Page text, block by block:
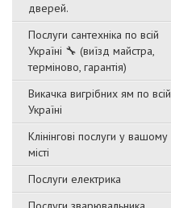
дверей.
Послуги сантехніка по всій
Україні 🔧 (виїзд майстра,
терміново, гарантія)
Викачка вигрібних ям по всій
Україні
Клінінгові послуги у вашому
місті
Послуги електрика